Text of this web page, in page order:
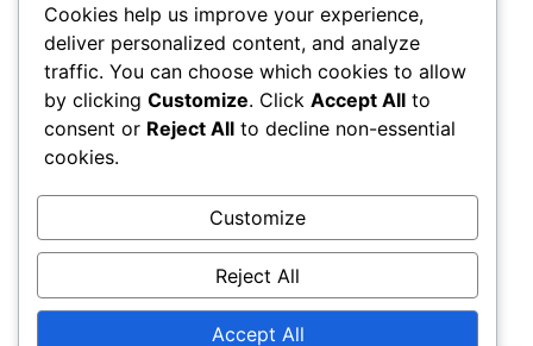
Email
Messaggio
INVIA
Cookies help us improve your experience,
deliver personalized content, and analyze
traffic. You can choose which cookies to allow
by clicking Customize. Click Accept All to
consent or Reject All to decline non-essential
cookies.
Customize
Reject All
Accept All